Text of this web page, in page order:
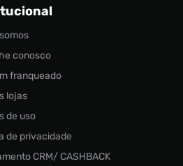
conosco
franqueado
lojas
de uso
de privacidade
CRM/ CASHBACK